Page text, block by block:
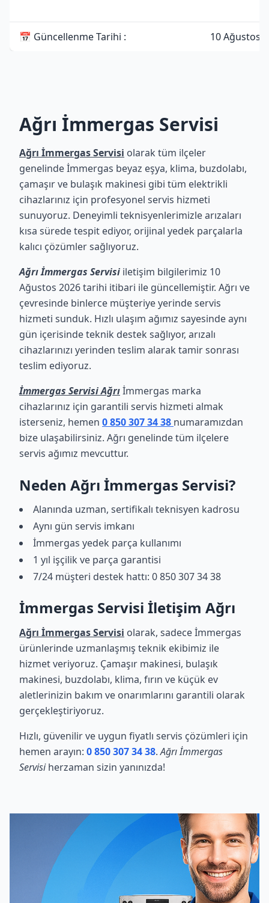
📅 Güncellenme Tarihi : 10 Ağustos
Ağrı İmmergas Servisi
Ağrı İmmergas Servisi olarak tüm ilçeler
genelinde İmmergas beyaz eşya, klima, buzdolabı,
çamaşır ve bulaşık makinesi gibi tüm elektrikli
cihazlarınız için profesyonel servis hizmeti
sunuyoruz. Deneyimli teknisyenlerimizle arızaları
kısa sürede tespit ediyor, orijinal yedek parçalarla
kalıcı çözümler sağlıyoruz.
Ağrı İmmergas Servisi iletişim bilgilerimiz 10
Ağustos 2026 tarihi itibari ile güncellemiştir. Ağrı ve
çevresinde binlerce müşteriye yerinde servis
hizmeti sunduk. Hızlı ulaşım ağımız sayesinde aynı
gün içerisinde teknik destek sağlıyor, arızalı
cihazlarınızı yerinden teslim alarak tamir sonrası
teslim ediyoruz.
İmmergas Servisi Ağrıİmmergas marka
cihazlarınız için garantili servis hizmeti almak
isterseniz, hemen 0 850 307 34 38 numaramızdan
bize ulaşabilirsiniz. Ağrı genelinde tüm ilçelere
servis ağımız mevcuttur.
Neden Ağrı İmmergas Servisi?
Alanında uzman, sertifikalı teknisyen kadrosu
Aynı gün servis imkanı
İmmergas yedek parça kullanımı
1 yıl işçilik ve parça garantisi
7/24 müşteri destek hattı: 0 850 307 34 38
İmmergas Servisi İletişim Ağrı
Ağrı İmmergas Servisi olarak, sadece İmmergas
ürünlerinde uzmanlaşmış teknik ekibimiz ile
hizmet veriyoruz. Çamaşır makinesi, bulaşık
makinesi, buzdolabı, klima, fırın ve küçük ev
aletlerinizin bakım ve onarımlarını garantili olarak
gerçekleştiriyoruz.
Hızlı, güvenilir ve uygun fiyatlı servis çözümleri için
hemen arayın: 0 850 307 34 38.Ağrı İmmergas
Servisiherzaman sizin yanınızda!